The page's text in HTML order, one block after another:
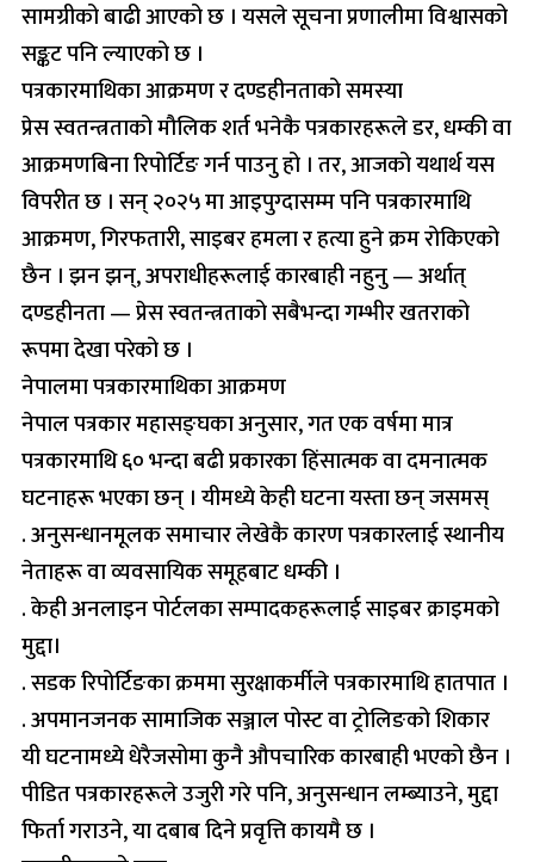
सामग्रीको बाढी आएको छ । यसले सूचना प्रणालीमा विश्वासको
सङ्कट पनि ल्याएको छ ।
पत्रकारमाथिका आक्रमण र दण्डहीनताको समस्या
प्रेस स्वतन्त्रताको मौलिक शर्त भनेकै पत्रकारहरूले डर, धम्की वा
आक्रमणबिना रिपोर्टिङ गर्न पाउनु हो । तर, आजको यथार्थ यस
विपरीत छ । सन् २०२५ मा आइपुग्दासम्म पनि पत्रकारमाथि
आक्रमण, गिरफतारी, साइबर हमला र हत्या हुने क्रम रोकिएको
छैन । झन झन्, अपराधीहरूलाई कारबाही नहुनु — अर्थात्
दण्डहीनता — प्रेस स्वतन्त्रताको सबैभन्दा गम्भीर खतराको
रूपमा देखा परेको छ ।
नेपालमा पत्रकारमाथिका आक्रमण
नेपाल पत्रकार महासङ्घका अनुसार, गत एक वर्षमा मात्र
पत्रकारमाथि ६० भन्दा बढी प्रकारका हिंसात्मक वा दमनात्मक
घटनाहरू भएका छन् । यीमध्ये केही घटना यस्ता छन् जसमस्
. अनुसन्धानमूलक समाचार लेखेकै कारण पत्रकारलाई स्थानीय
नेताहरू वा व्यवसायिक समूहबाट धम्की ।
. केही अनलाइन पोर्टलका सम्पादकहरूलाई साइबर क्राइमको
मुद्दा।
. सडक रिपोर्टिङका क्रममा सुरक्षाकर्मीले पत्रकारमाथि हातपात ।
. अपमानजनक सामाजिक सञ्जाल पोस्ट वा ट्रोलिङको शिकार
यी घटनामध्ये धेरैजसोमा कुनै औपचारिक कारबाही भएको छैन ।
पीडित पत्रकारहरूले उजुरी गरे पनि, अनुसन्धान लम्ब्याउने, मुद्दा
फिर्ता गराउने, या दबाब दिने प्रवृत्ति कायमै छ ।